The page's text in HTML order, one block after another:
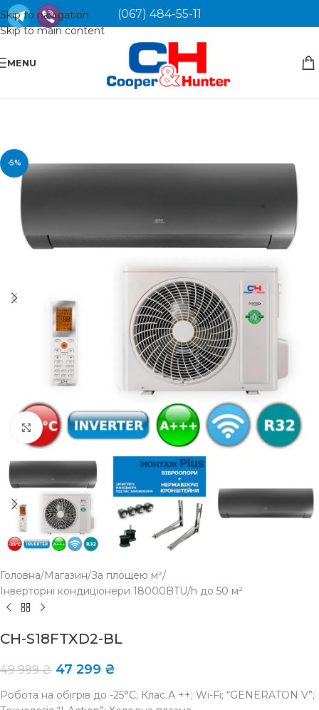
Skip to navigation
Skip to main content
(067) 484-55-11
MENU
-5%
Click to enlarge
Головна/Магазин/За площею м²/
Інверторні кондиціонери 18000BTU/h до 50 м²
CH-S18FTXD2-BL
49 999₴ 47 299 ₴
Робота на обігрів до -25°C; Клас А ++; Wi-Fi; “GENERATON V”;